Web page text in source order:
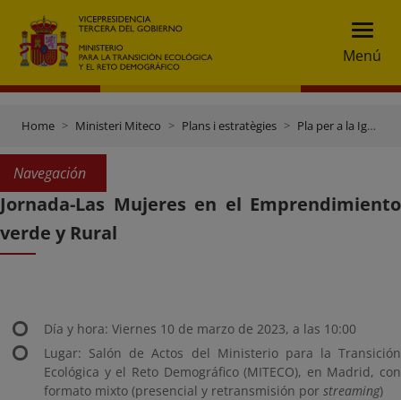
Menú
Home Ministeri Miteco Plans i estratègies Pla per a la Igualtat de Gènere
Navegación
Jornada-Las Mujeres en el Emprendimiento
verde y Rural
Día y hora: Viernes 10 de marzo de 2023, a las 10:00
Lugar: Salón de Actos del Ministerio para la Transición
Ecológica y el Reto Demográfico (MITECO), en Madrid, con
formato mixto (presencial y retransmisión por streaming)